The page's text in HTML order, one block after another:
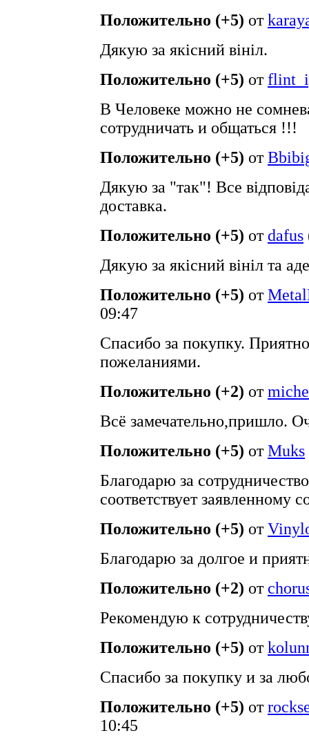
Положительно (+5) от
Дякую за якісний вініл.
Положительно (+5) от
В Человеке можно не
сотрудничать и общаться !!!
Положительно (+5) от
Дякую за "так"! Все
доставка.
Положительно (+5) отdafus
Дякую за якісний вініл та
Положительно (+5) от
09:47
Спасибо за покупку.
пожеланиями.
Положительно (+2) от
Всё замечательно,пришло.
Положительно (+5) отMuks
Благодарю за
соответствует заявленному
Положительно (+5) от
Благодарю за долгое и
Положительно (+2) от
Рекомендую к
Положительно (+5) от
Спасибо за покупку и за
Положительно (+5) от
10:45